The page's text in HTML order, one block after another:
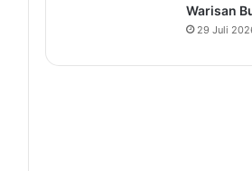
Warisan
29 Juli